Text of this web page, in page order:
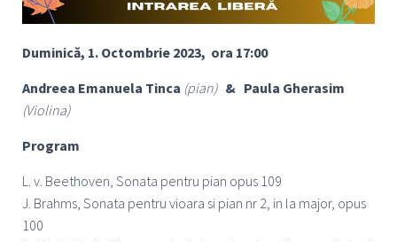
Duminică, 1. Octombrie 2023, ora 17:00
Andreea Emanuela Tinca (pian)& Paula Gherasim
(Violina)
Program
L. v. Beethoven, Sonata pentru pian opus 109
J. Brahms, Sonata pentru vioara si pian nr 2, in la major, opus
100